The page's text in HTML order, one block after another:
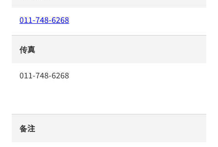
011-748-6268
传真
011-748-6268
备注